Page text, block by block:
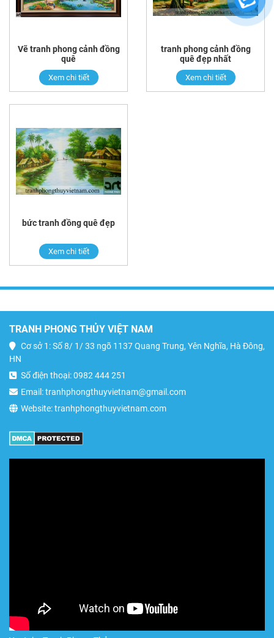
Vẽ tranh phong cảnh đồng
quê
Xem chi tiết
tranh phong cảnh đồng
quê đẹp nhất
Xem chi tiết
bức tranh đồng quê đẹp
Xem chi tiết
TRANH PHONG THỦY VIỆT NAM
Cơ sở 1: Số 8/ 1/ 33 ngõ 1137 Quang Trung, Yên Nghĩa, Hà Đông,
HN
Số điện thoại: 0982 444 251
Email: tranhphongthuyvietnam@gmail.com
Website: tranhphongthuyvietnam.com